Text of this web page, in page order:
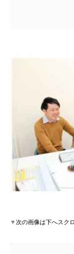
▼次の画像は下へスク